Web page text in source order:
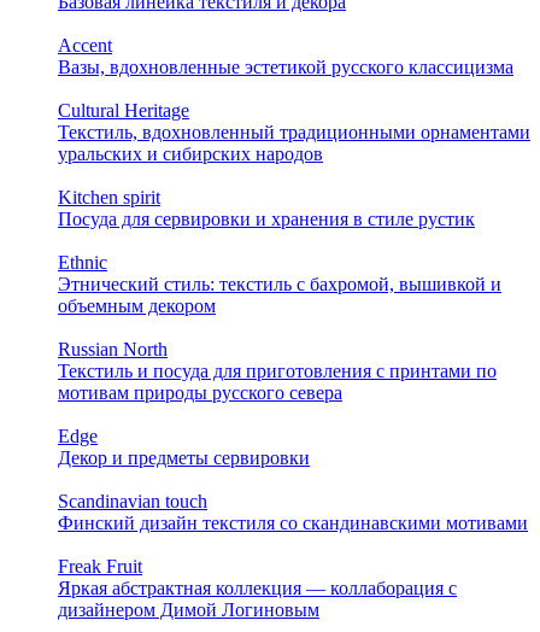
Accent
Вазы, вдохновленные эстетикой русского классицизма
Cultural Heritage
Текстиль, вдохновленный традиционными орнаментами
уральских и сибирских народов
Kitchen spirit
Посуда для сервировки и хранения в стиле рустик
Ethnic
Этнический стиль: текстиль с бахромой, вышивкой и
объемным декором
Russian North
Текстиль и посуда для приготовления с принтами по
мотивам природы русского севера
Edge
Декор и предметы сервировки
Scandinavian touch
Финский дизайн текстиля со скандинавскими мотивами
Freak Fruit
Яркая абстрактная коллекция — коллаборация с
дизайнером Димой Логиновым